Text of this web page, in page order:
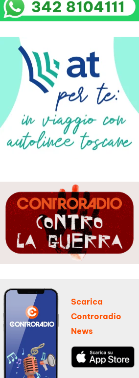
Scarica
Controradio
News